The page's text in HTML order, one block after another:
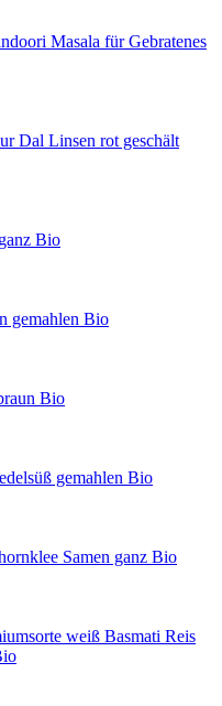
Masala für Gebratenes
Linsen rot geschält
Bio
gemahlen Bio
Bio
gemahlen Bio
Samen ganz Bio
Basmati Reis